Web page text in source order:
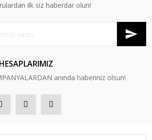
ilk siz haberdar olun!
anında haberiniz olsun!